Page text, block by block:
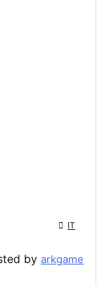
 IT
by arkgame